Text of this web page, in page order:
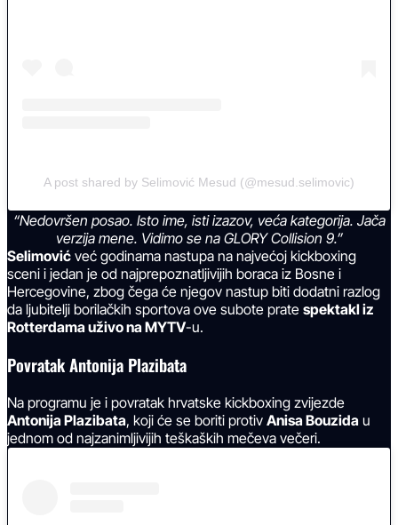
A post shared by Selimović Mesud (@mesud.selimovic)
“Nedovršen posao. Isto ime, isti izazov, veća kategorija. Jača
verzija mene. Vidimo se na GLORY Collision 9.”
Selimović već godinama nastupa na najvećoj kickboxing
sceni i jedan je od najprepoznatljivijih boraca iz Bosne i
Hercegovine, zbog čega će njegov nastup biti dodatni razlog
da ljubitelji borilačkih sportova ove subote prate spektakl iz
Rotterdama uživo na MYTV-u.
Povratak Antonija Plazibata
Na programu je i povratak hrvatske kickboxing zvijezde
Antonija Plazibata, koji će se boriti protiv Anisa Bouzida u
jednom od najzanimljivijih teškaških mečeva večeri.